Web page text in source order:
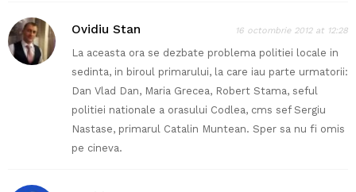
Ovidiu Stan 16 octombrie 2012 at 12:28
La aceasta ora se dezbate problema politiei locale in
sedinta, in biroul primarului, la care iau parte urmatorii:
Dan Vlad Dan, Maria Grecea, Robert Stama, seful
politiei nationale a orasului Codlea, cms sef Sergiu
Nastase, primarul Catalin Muntean. Sper sa nu fi omis
pe cineva.